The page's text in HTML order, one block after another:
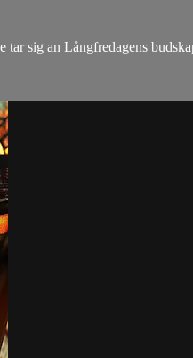
sig an Långfredagens